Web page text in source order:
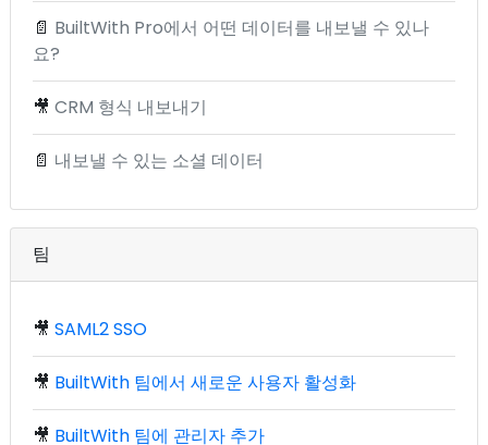
📄 BuiltWith Pro에서 어떤 데이터를 내보낼 수 있나
요?
🎥 CRM 형식 내보내기
📄 내보낼 수 있는 소셜 데이터
팀
🎥 SAML2 SSO
🎥 BuiltWith 팀에서 새로운 사용자 활성화
🎥 BuiltWith 팀에 관리자 추가